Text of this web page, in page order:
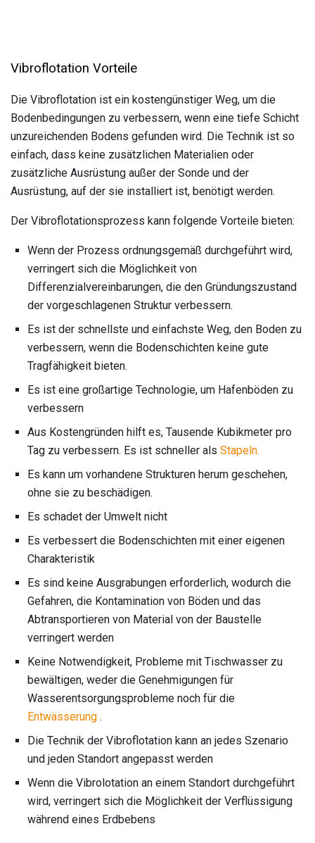
Vibroflotation Vorteile
Die Vibroflotation ist ein kostengünstiger Weg, um die
Bodenbedingungen zu verbessern, wenn eine tiefe Schicht
unzureichenden Bodens gefunden wird. Die Technik ist so
einfach, dass keine zusätzlichen Materialien oder
zusätzliche Ausrüstung außer der Sonde und der
Ausrüstung, auf der sie installiert ist, benötigt werden.
Der Vibroflotationsprozess kann folgende Vorteile bieten:
Wenn der Prozess ordnungsgemäß durchgeführt wird,
verringert sich die Möglichkeit von
Differenzialvereinbarungen, die den Gründungszustand
der vorgeschlagenen Struktur verbessern.
Es ist der schnellste und einfachste Weg, den Boden zu
verbessern, wenn die Bodenschichten keine gute
Tragfähigkeit bieten.
Es ist eine großartige Technologie, um Hafenböden zu
verbessern
Aus Kostengründen hilft es, Tausende Kubikmeter pro
Tag zu verbessern. Es ist schneller als Stapeln.
Es kann um vorhandene Strukturen herum geschehen,
ohne sie zu beschädigen.
Es schadet der Umwelt nicht
Es verbessert die Bodenschichten mit einer eigenen
Charakteristik
Es sind keine Ausgrabungen erforderlich, wodurch die
Gefahren, die Kontamination von Böden und das
Abtransportieren von Material von der Baustelle
verringert werden
Keine Notwendigkeit, Probleme mit Tischwasser zu
bewältigen, weder die Genehmigungen für
Wasserentsorgungsprobleme noch für die
Entwässerung .
Die Technik der Vibroflotation kann an jedes Szenario
und jeden Standort angepasst werden
Wenn die Vibrolotation an einem Standort durchgeführt
wird, verringert sich die Möglichkeit der Verflüssigung
während eines Erdbebens